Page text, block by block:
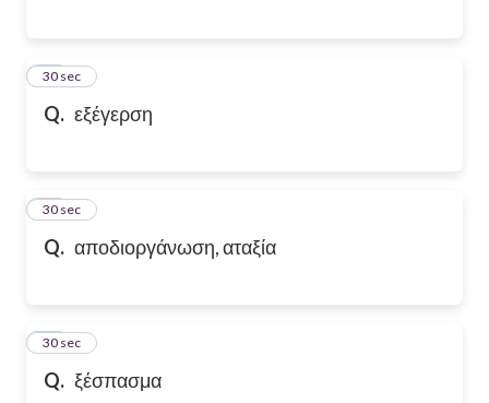
Q. εξέγερση
23
30 sec
Q. αποδιοργάνωση, αταξία
24
30 sec
Q. ξέσπασμα
25
30 sec